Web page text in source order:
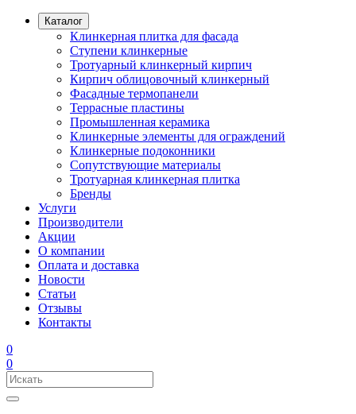
Каталог
Клинкерная плитка для фасада
Ступени клинкерные
Тротуарный клинкерный кирпич
Кирпич облицовочный клинкерный
Фасадные термопанели
Террасные пластины
Промышленная керамика
Клинкерные элементы для ограждений
Клинкерные подоконники
Сопутствующие материалы
Тротуарная клинкерная плитка
Бренды
Услуги
Производители
Акции
О компании
Оплата и доставка
Новости
Статьи
Отзывы
Контакты
0
0